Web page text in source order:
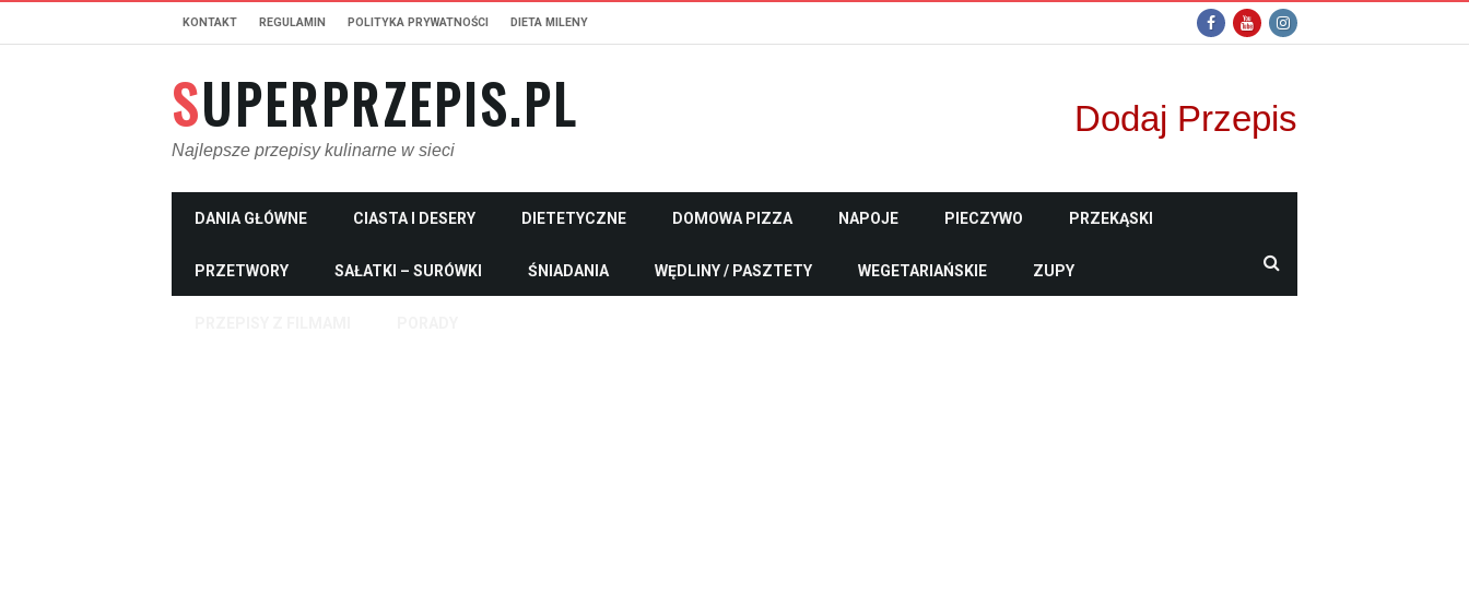
KONTAKT REGULAMIN POLITYKA PRYWATNOŚCI DIETA MILENY
SUPERPRZEPIS.PL
Najlepsze przepisy kulinarne w sieci
Dodaj Przepis
DANIA GŁÓWNE CIASTA I DESERY DIETETYCZNE DOMOWA PIZZA NAPOJE PIECZYWO PRZEKĄSKI
PRZETWORY SAŁATKI – SURÓWKI ŚNIADANIA WĘDLINY / PASZTETY WEGETARIAŃSKIE ZUPY